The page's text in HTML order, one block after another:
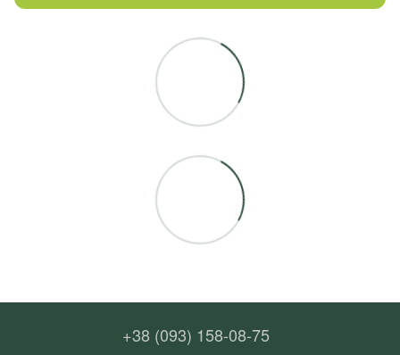
+38 (093) 158-08-75